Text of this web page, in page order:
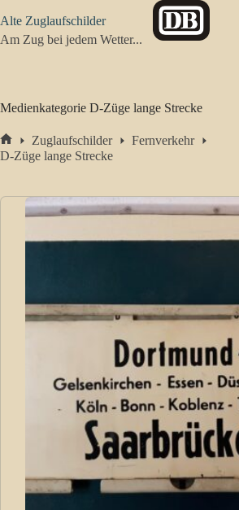
Inhalt
springen
Alte Zuglaufschilder
Am Zug bei jedem Wetter...
Medienkategorie D-Züge lange Strecke
Start
Zuglaufschilder
Fernverkehr
D-Züge lange Strecke